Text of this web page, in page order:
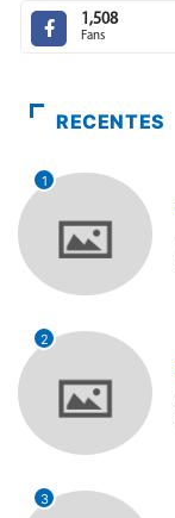
1,508
Fans
RECENTES
1
2
3